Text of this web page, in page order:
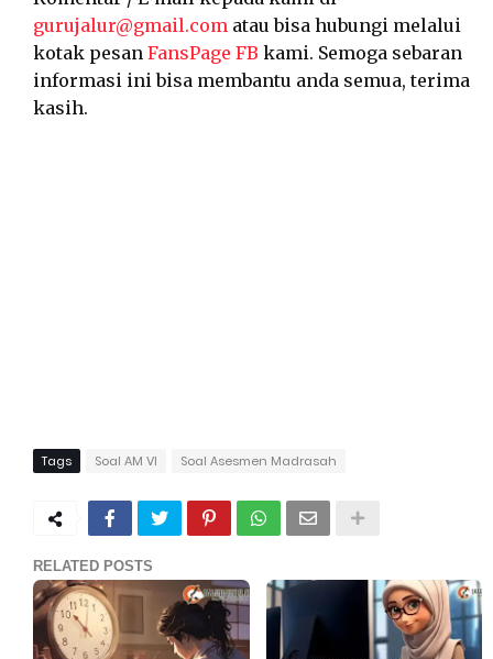
gurujalur@gmail.com atau bisa hubungi melalui
kotak pesan FansPage FB kami. Semoga sebaran
informasi ini bisa membantu anda semua, terima
kasih.
Tags Soal AM VI Soal Asesmen Madrasah
RELATED POSTS